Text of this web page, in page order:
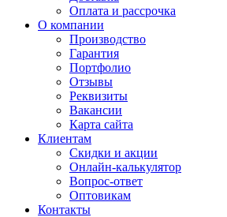
Оплата и рассрочка
О компании
Производство
Гарантия
Портфолио
Отзывы
Реквизиты
Вакансии
Карта сайта
Клиентам
Скидки и акции
Онлайн-калькулятор
Вопрос-ответ
Оптовикам
Контакты